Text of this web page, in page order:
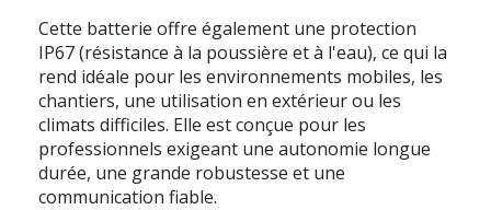
Cette batterie offre également une protection
IP67 (résistance à la poussière et à l'eau), ce qui la
rend idéale pour les environnements mobiles, les
chantiers, une utilisation en extérieur ou les
climats difficiles. Elle est conçue pour les
professionnels exigeant une autonomie longue
durée, une grande robustesse et une
communication fiable.